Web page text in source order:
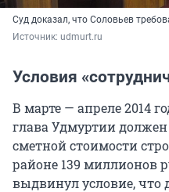
Суд доказал, что Соловьев
Источник: udmurt.ru
Условия
В марте — апреле 2014
глава Удмуртии должен
сметной стоимости
районе 139 миллионов
выдвинул условие, что